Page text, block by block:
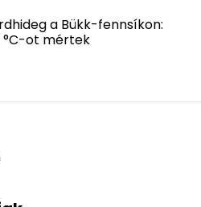
a Bükk-fennsíkon:
°C-ot mértek